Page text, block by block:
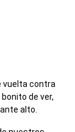
vuelta contra
de ver,
alto.